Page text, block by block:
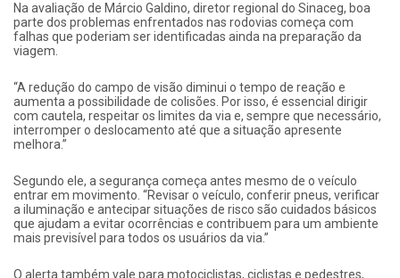
Na avaliação de Márcio Galdino, diretor regional do Sinaceg, boa
parte dos problemas enfrentados nas rodovias começa com
falhas que poderiam ser identificadas ainda na preparação da
viagem.
“A redução do campo de visão diminui o tempo de reação e
aumenta a possibilidade de colisões. Por isso, é essencial dirigir
com cautela, respeitar os limites da via e, sempre que necessário,
interromper o deslocamento até que a situação apresente
melhora.”
Segundo ele, a segurança começa antes mesmo de o veículo
entrar em movimento. “Revisar o veículo, conferir pneus, verificar
a iluminação e antecipar situações de risco são cuidados básicos
que ajudam a evitar ocorrências e contribuem para um ambiente
mais previsível para todos os usuários da via.”
O alerta também vale para motociclistas, ciclistas e pedestres,